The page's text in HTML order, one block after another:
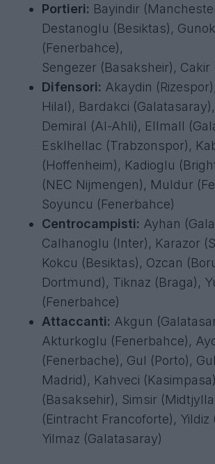
Portieri: Bayindir
Destanoglu (Besiktas), Gunok
(Fenerbahce),
Sengezer (Basaksheir), Cakir
Difensori: Akaydin
Hilal), Bardakci
Demiral (Al-Ahli), Ellmall
Esklhellac (Trabzonspor),
(Hoffenheim), Kadioglu
(NEC Nijmengen), Muldur
Soyuncu (Fenerbahce)
Centrocampisti: Ayhan
Calhanoglu (Inter), Karazor
Kokcu (Besiktas), Ozcan
Dortmund), Tiknaz (Braga),
(Fenerbahce)
Attaccanti: Akgun
Akturkoglu (Fenerbahce),
(Fenerbache), Gul (Porto),
Madrid), Kahveci
(Basaksehir), Simsir
(Eintracht Francoforte), Yildiz
Yilmaz (Galatasaray)